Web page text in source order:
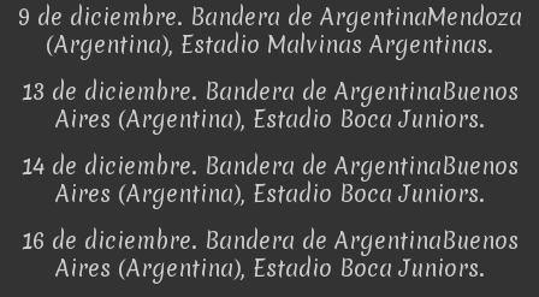
9 de diciembre. Bandera de ArgentinaMendoza
(Argentina), Estadio Malvinas Argentinas.
13 de diciembre. Bandera de ArgentinaBuenos
Aires (Argentina), Estadio Boca Juniors.
14 de diciembre. Bandera de ArgentinaBuenos
Aires (Argentina), Estadio Boca Juniors.
16 de diciembre. Bandera de ArgentinaBuenos
Aires (Argentina), Estadio Boca Juniors.